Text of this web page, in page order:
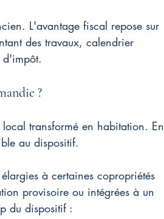
L'avantage fiscal repose sur
des travaux, calendrier
d'impôt.
?
transformé en habitation. En
au dispositif.
à certaines copropriétés
provisoire ou intégrées à un
du dispositif :